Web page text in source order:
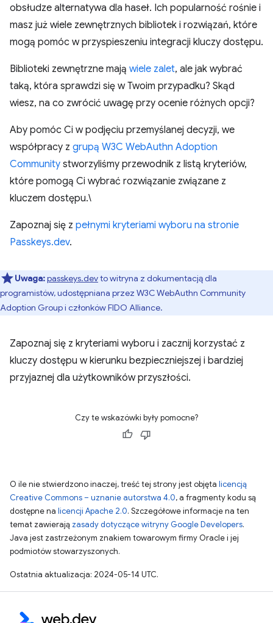
obsłudze alternatywa dla haseł. Ich popularność rośnie i
masz już wiele zewnętrznych bibliotek i rozwiązań, które
mogą pomóc w przyspieszeniu integracji kluczy dostępu.
Biblioteki zewnętrzne mają wiele zalet, ale jak wybrać
taką, która sprawdzi się w Twoim przypadku? Skąd
wiesz, na co zwrócić uwagę przy ocenie różnych opcji?
Aby pomóc Ci w podjęciu przemyślanej decyzji, we
współpracy z grupą W3C WebAuthn Adoption
Community stworzyliśmy przewodnik z listą kryteriów,
które pomogą Ci wybrać rozwiązanie związane z
kluczem dostępu.\
Zapoznaj się z pełnymi kryteriami wyboru na stronie
Passkeys.dev.
Uwaga:passkeys.devto witryna z dokumentacją dla
programistów, udostępniana przez W3C WebAuthn Community
Adoption Group i członków FIDO Alliance.
Zapoznaj się z kryteriami wyboru i zacznij korzystać z
kluczy dostępu w kierunku bezpieczniejszej i bardziej
przyjaznej dla użytkowników przyszłości.
Czy te wskazówki były pomocne?
O ile nie stwierdzono inaczej, treść tej strony jest objęta licencją
Creative Commons – uznanie autorstwa 4.0, a fragmenty kodu są
dostępne na licencji Apache 2.0. Szczegółowe informacje na ten
temat zawierają zasady dotyczące witryny Google Developers.
Java jest zastrzeżonym znakiem towarowym firmy Oracle i jej
podmiotów stowarzyszonych.
Ostatnia aktualizacja: 2024-05-14 UTC.